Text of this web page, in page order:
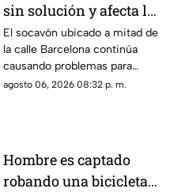
sin solución y afecta la
circulación en calle
Barcelona
El socavón ubicado a mitad de
la calle Barcelona continúa
causando problemas para
quienes circulan por la zona,
agosto 06, 2026 08:32 p. m.
Hombre es captado
robando una bicicleta